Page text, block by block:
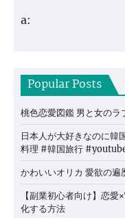
a:
Popular Posts
桃色恋愛図鑑 男と女のラ
日本人が大好きなのに
料理 #韓国旅行
かわいいオリカ 愛欲の遍
【副業初心者向け】恋
化する方法